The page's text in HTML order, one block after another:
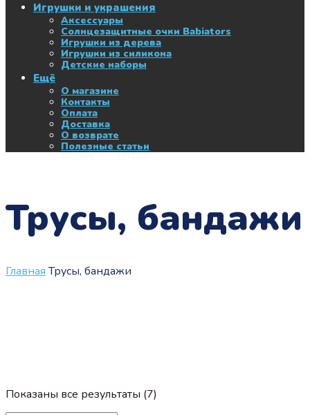
Игрушки и украшения
Аксессуары
Солнцезащитные очки Babiators
Игрушки из дерева
Игрушки из силикона
Детские наборы
Ещё
О магазине
Контакты
Оплата
Доставка
О возврате
Полезные статьи
Трусы, бандажи
Главная Трусы, бандажи
Показаны все результаты (7)